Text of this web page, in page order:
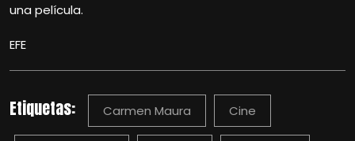
una película.
EFE
Etiquetas: Carmen Maura Cine